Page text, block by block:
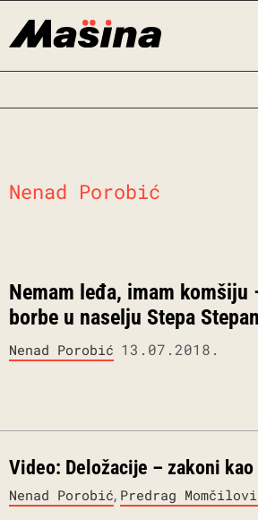
Nenad Porobić
Nemam leđa, imam
borbe u naselju Stepa
Nenad Porobić 13.07.2018.
Video: Deložacije – zakoni
Nenad Porobić, Predrag